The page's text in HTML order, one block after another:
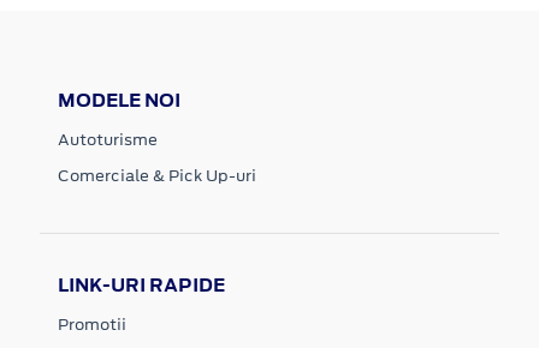
MODELE NOI
Autoturisme
Comerciale & Pick Up-uri
LINK-URI RAPIDE
Promotii